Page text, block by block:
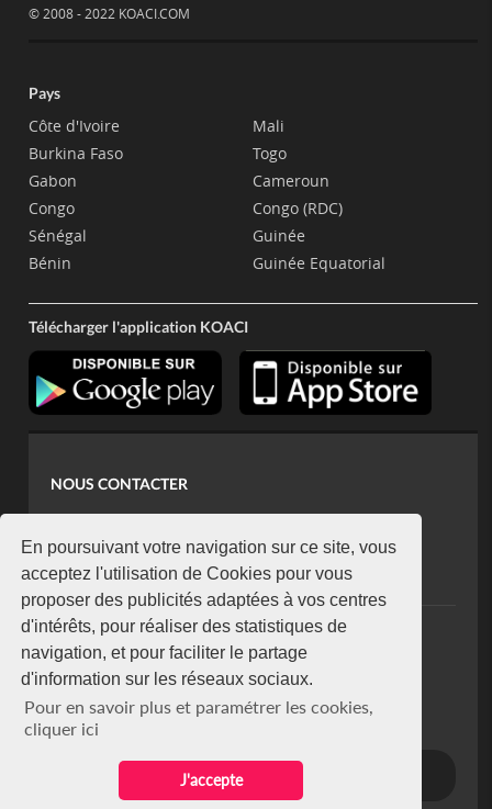
En poursuivant votre navigation sur ce site, vous
acceptez l'utilisation de Cookies pour vous
proposer des publicités adaptées à vos centres
d'intérêts, pour réaliser des statistiques de
navigation, et pour faciliter le partage
d'information sur les réseaux sociaux.
Pour en savoir plus et paramétrer les cookies,
cliquer ici
J'accepte
© 2008 - 2022 KOACI.COM
Pays
Côte d'Ivoire
Burkina Faso
Gabon
Congo
Sénégal
Bénin
Mali
Togo
Cameroun
Congo (RDC)
Guinée
Guinée Equatorial
Télécharger l'application KOACI
NOUS CONTACTER
koaci@yahoo.fr
+225 07 08 85 52 93
NEWSLETTER
Restez connecté via notre newsletter
S'abonner
Se désabonner